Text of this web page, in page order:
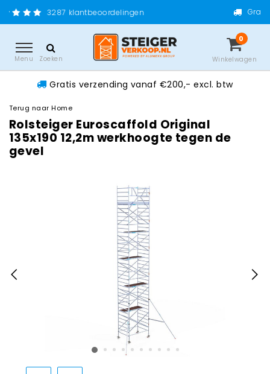
Gratis verzending vanaf
Menu Zoeken
0
Winkelwagen
Gratis verzending vanaf €200,- excl. btw
Terug naar Home
Rolsteiger Euroscaffold Original
135x190 12,2m werkhoogte tegen de
gevel